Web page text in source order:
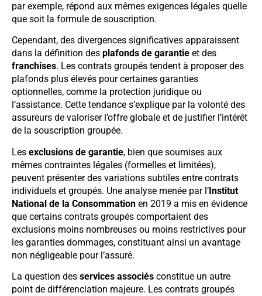
par exemple, répond aux mêmes exigences légales quelle
que soit la formule de souscription.
Cependant, des divergences significatives apparaissent
dans la définition des plafonds de garantie et des
franchises. Les contrats groupés tendent à proposer des
plafonds plus élevés pour certaines garanties
optionnelles, comme la protection juridique ou
l’assistance. Cette tendance s’explique par la volonté des
assureurs de valoriser l’offre globale et de justifier l’intérêt
de la souscription groupée.
Les exclusions de garantie, bien que soumises aux
mêmes contraintes légales (formelles et limitées),
peuvent présenter des variations subtiles entre contrats
individuels et groupés. Une analyse menée par l’Institut
National de la Consommation en 2019 a mis en évidence
que certains contrats groupés comportaient des
exclusions moins nombreuses ou moins restrictives pour
les garanties dommages, constituant ainsi un avantage
non négligeable pour l’assuré.
La question des services associés constitue un autre
point de différenciation majeure. Les contrats groupés